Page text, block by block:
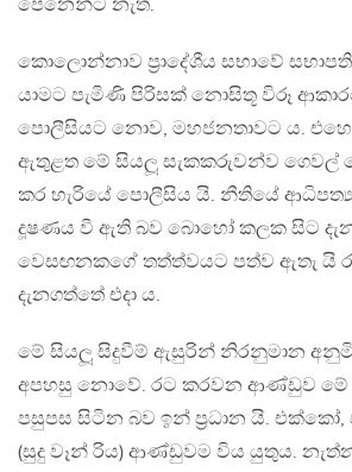
පෙනෙන්ට නැත.
කොලොන්නාව ප්‍රාදේශීය සභාවේ
යාමට පැමිණි පිරිසක් නොසිතූ විරූ
පොලීසියට නොව, මහජනතාවට ය.
ඇතුළත මේ සියලූ සැකකරුවන්ව ගෙවල්
කර හැරියේ පොලීසිය යි. නීතියේ
දූෂණය වී ඇති බව බොහෝ කලක සිට
වෙසඟනකගේ තත්ත්වයට පත්ව ඇතැ යි
දැනගත්තේ එදා ය.
මේ සියලූ සිදුවීම් ඇසුරින් නිරනුමාන
අපහසු නොවේ. රට කරවන ආණ්ඩුව මේ
පසුපස සිටින බව ඉන් ප්‍රධාන යි. එක්කෝ,
(සුදු වෑන් රිය) ආණ්ඩුවම විය යුතුය.